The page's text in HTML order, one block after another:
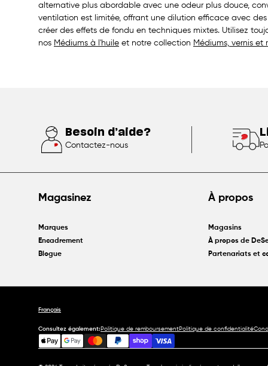
alternative plus abordable avec une odeur plus douce,
ventilation est limitée, offrant une dilution efficace avec
créer des effets de fondu en techniques mixtes. Utilisez
nos Médiums à l'huile et notre collection Médiums, vernis et
Besoin d’aide?
Contactez-nous
Magasinez
Marques
Encadrement
Blogue
À propos
Magasins
À propos de
Partenariats et
Français
Consultez également: Politique de remboursementPolitique de confidentialité